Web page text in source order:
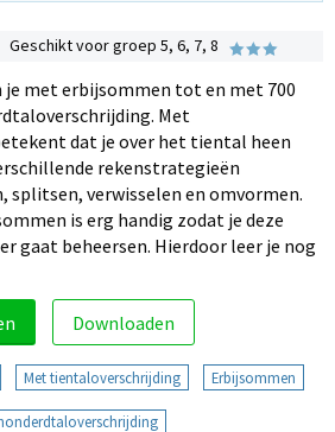
voor groep 5, 6, 7, 8
met erbijsommen tot en met 700
Met
dat je over het tiental heen
rekenstrategieën
splitsen, verwisselen en omvormen.
is erg handig zodat je deze
gaat beheersen. Hierdoor leer je nog
Downloaden
Met tientaloverschrijding Erbijsommen